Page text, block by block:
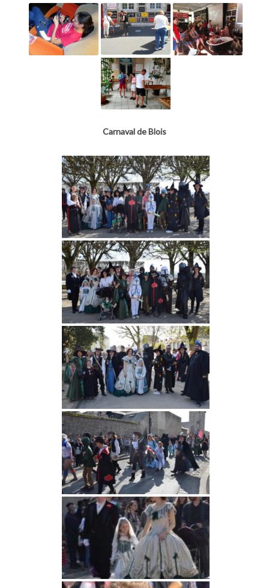
Carnaval de Blois